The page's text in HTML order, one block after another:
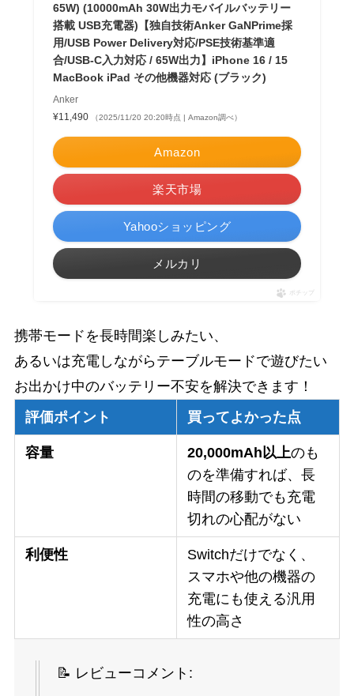
65W) (10000mAh 30W出力モバイルバッテリー
搭載 USB充電器)【独自技術Anker GaNPrime採
用/USB Power Delivery対応/PSE技術基準適
合/USB-C入力対応 / 65W出力】iPhone 16 / 15
MacBook iPad その他機器対応 (ブラック)
Anker
¥11,490
（2025/11/20 20:20時点 | Amazon調べ）
Amazon
楽天市場
Yahooショッピング
メルカリ
ポチップ
携帯モードを長時間楽しみたい、
あるいは充電しながらテーブルモードで遊びたい
お出かけ中のバッテリー不安を解決できます！
評価ポイント
買ってよかった点
容量 20,000mAh以上のも
のを準備すれば、長
時間の移動でも充電
切れの心配がない
利便性
Switchだけでなく、
スマホや他の機器の
充電にも使える汎用
性の高さ
📝 レビューコメント: